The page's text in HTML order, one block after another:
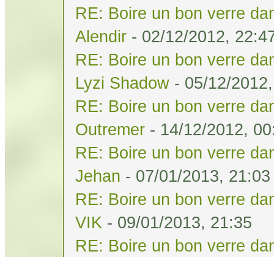
RE: Boire un bon verre
Alendir - 02/12/2012,
RE: Boire un bon verre
Lyzi Shadow - 05/12/
RE: Boire un bon verre
Outremer - 14/12/2012,
RE: Boire un bon verre
Jehan - 07/01/2013, 21:03
RE: Boire un bon verre
VIK - 09/01/2013, 21:35
RE: Boire un bon verre